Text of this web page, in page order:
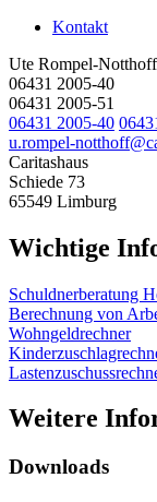
Kontakt
Ute Rompel-Notthoff
06431 2005-40
06431 2005-51
06431 2005-40
u.rompel-notthoff@
Caritashaus
Schiede 73
65549 Limburg
Wichtige
Schuldnerberatung
Berechnung von
Wohngeldrechner
Weitere
Downloads